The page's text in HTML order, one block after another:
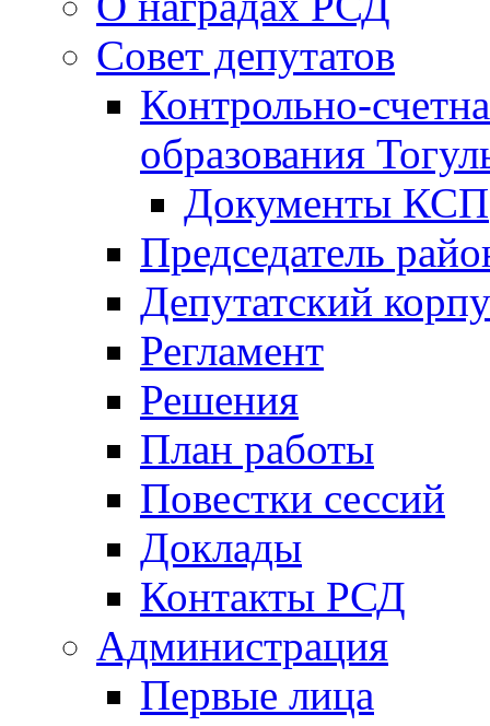
Совет депутатов
Контрольно-
образования
Документы КСП
Председатель
Депутатский
Регламент
Решения
План работы
Повестки сессий
Доклады
Контакты РСД
Администрация
Первые лица